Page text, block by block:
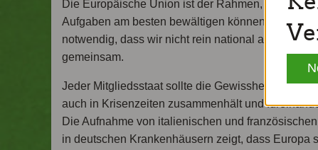
Die Europäische Union ist der Rahmen, in dem
Aufgaben am besten bewältigen können. Dafür ist
notwendig, dass wir nicht rein national agieren,
gemeinsam.
Jeder Mitgliedsstaat sollte die Gewissheit haben,
auch in Krisenzeiten zusammenhält und
Die Aufnahme von italienischen und
in deutschen Krankenhäusern zeigt, dass Europa